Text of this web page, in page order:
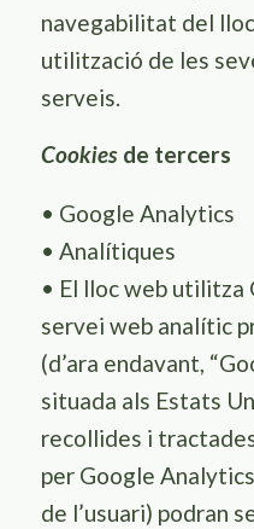
navegabilitat del
utilització de les
serveis.
Cookiesde tercers
• Google Analytics
• Analítiques
• El lloc web utilitza
servei web analític
(d’ara endavant, “
situada als Estats
recollides i
per Google Analytics
de l’usuari) podran